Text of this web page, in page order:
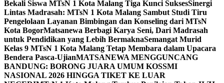
Bekali Siswa MTsN 1 Kota Malang Tiga Kunci SuksesSinergi
Lintas Madrasah: MTsN 1 Kota Malang Sambut Studi Tiru
Pengelolaan Layanan Bimbingan dan Konseling dari MTsN
Kota BogorMatsanewa Berbagi Karya Seni, Dari Madrasah
untuk Pendidikan yang Lebih BermaknaSemangat Murid
Kelas 9 MTsN 1 Kota Malang Tetap Membara dalam Upacara
Bendera Pasca-UjianMATSANEWA MENGGUNCANG
BANDUNG: BORONG JUARA UMUM KOSSMI
NASIONAL 2026 HINGGA TIKET KE LUAR